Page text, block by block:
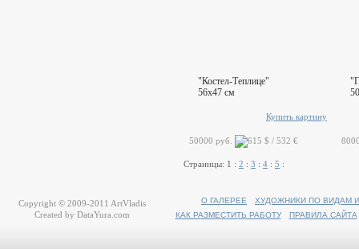
"Костел-Теплице"
56x47 см
Купить картину
50000 руб.
Страницы: 1 : 2 : 3 : 4 : 5 :
О ГАЛЕРЕЕ
ХУДОЖНИКИ ПО ВИДАМ
КАК РАЗМЕСТИТЬ РАБОТУ
ПРАВИЛА САЙТА
Copyright © 2009-2011 ArtVladis
Created by DataYura.com